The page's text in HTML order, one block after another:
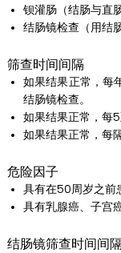
钡灌肠（结肠与直
结肠镜检查（用结
筛查时间间隔
如果结果正常，每
结肠镜检查。
如果结果正常，每
如果结果正常，每
危险因子
具有在50周岁之前
具有乳腺癌、子宫
结肠镜筛查时间间隔